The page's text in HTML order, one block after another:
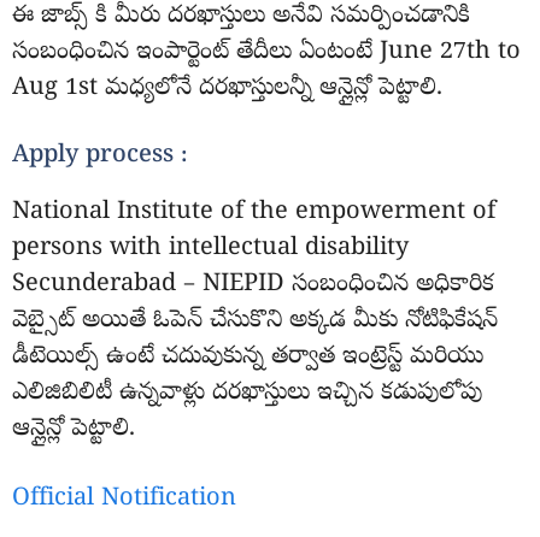
ఈ జాబ్స్ కి మీరు దరఖాస్తులు అనేవి సమర్పించడానికి
సంబంధించిన ఇంపార్టెంట్ తేదీలు ఏంటంటే June 27th to
Aug 1st మధ్యలోనే దరఖాస్తులన్నీ ఆన్లైన్లో పెట్టాలి.
Apply process :
National Institute of the empowerment of
persons with intellectual disability
Secunderabad – NIEPID సంబంధించిన అధికారిక
వెబ్సైట్ అయితే ఓపెన్ చేసుకొని అక్కడ మీకు నోటిఫికేషన్
డీటెయిల్స్ ఉంటే చదువుకున్న తర్వాత ఇంట్రెస్ట్ మరియు
ఎలిజిబిలిటీ ఉన్నవాళ్లు దరఖాస్తులు ఇచ్చిన కడుపులోపు
ఆన్లైన్లో పెట్టాలి.
Official Notification